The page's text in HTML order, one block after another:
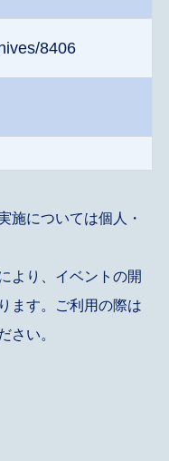
8406
施については個人・
より、イベントの開
ます。ご利用の際は
さい。